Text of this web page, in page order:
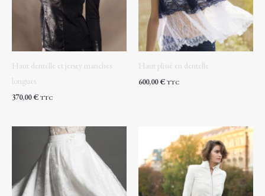
Haut dentelle et jersey manches
longues
370,00€ TTC
Haut plissé en dentelle
600,00€ TTC